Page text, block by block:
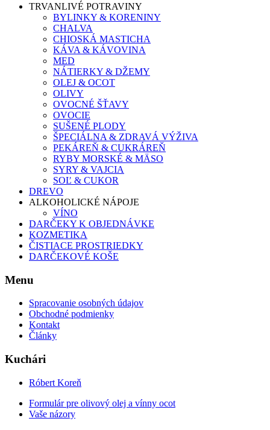
TRVANLIVÉ POTRAVINY
BYLINKY & KORENINY
CHALVA
CHIOSKÁ MASTICHA
KÁVA & KÁVOVINA
MED
NÁTIERKY & DŽEMY
OLEJ & OCOT
OLIVY
OVOCNÉ ŠŤAVY
OVOCIE
SUŠENÉ PLODY
ŠPECIÁLNA & ZDRAVÁ VÝŽIVA
PEKÁREŇ & CUKRÁREŇ
RYBY MORSKÉ & MÄSO
SYRY & VAJCIA
SOĽ & CUKOR
DREVO
ALKOHOLICKÉ NÁPOJE
VÍNO
DARČEKY K OBJEDNÁVKE
KOZMETIKA
ČISTIACE PROSTRIEDKY
DARČEKOVÉ KOŠE
Menu
Spracovanie osobných údajov
Obchodné podmienky
Kontakt
Články
Kuchári
Róbert Koreň
Formulár pre olivový olej a vínny ocot
Vaše názory